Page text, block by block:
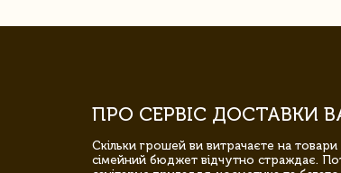
ПРО СЕРВІС ДОСТАВКИ
Скільки грошей ви витрачаєте на
сімейний бюджет відчутно страждає.